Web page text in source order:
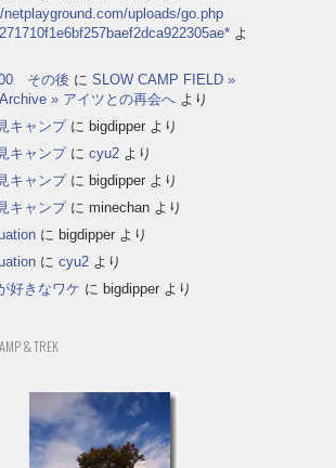
netplayground.com/uploads/go.php
よ
その後 に SLOW CAMP FIELD »
» アイツとの再会へ より
キャンプに bigdipper より
キャンプに cyu2 より
キャンプに bigdipper より
キャンプに minechan より
に bigdipper より
に cyu2 より
好きなワケ に bigdipper より
& TREK